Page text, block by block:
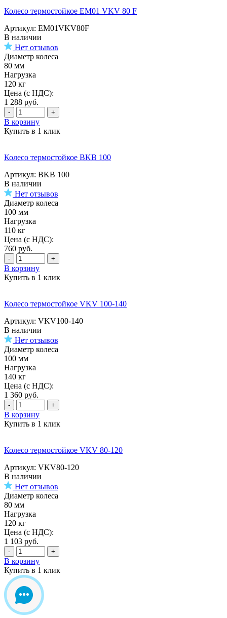
Колесо термостойкое EM01 VKV 80 F
Артикул: EM01VKV80F
В наличии
Нет отзывов
Диаметр колеса
80 мм
Нагрузка
120 кг
Цена (с НДС):
1 288 руб.
- +
В корзину
Купить в 1 клик
Колесо термостойкое BKB 100
Артикул: BKB 100
В наличии
Нет отзывов
Диаметр колеса
100 мм
Нагрузка
110 кг
Цена (с НДС):
760 руб.
- +
В корзину
Купить в 1 клик
Колесо термостойкое VKV 100-140
Артикул: VKV100-140
В наличии
Нет отзывов
Диаметр колеса
100 мм
Нагрузка
140 кг
Цена (с НДС):
1 360 руб.
- +
В корзину
Купить в 1 клик
Колесо термостойкое VKV 80-120
Артикул: VKV80-120
В наличии
Нет отзывов
Диаметр колеса
80 мм
Нагрузка
120 кг
Цена (с НДС):
1 103 руб.
- +
В корзину
Купить в 1 клик